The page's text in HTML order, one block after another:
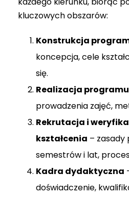
kluczowych obszarów:
Konstrukcja
koncepcja, cele
się.
Realizacja
prowadzenia zajęć,
Rekrutacja i
kształcenia – zasady
semestrów i lat,
Kadra dydaktyczna
doświadczenie,